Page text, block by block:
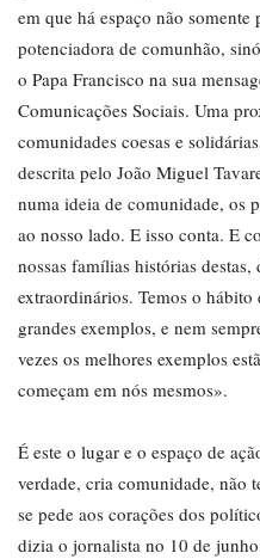
em que há espaço não somente
potenciadora de comunhão,
o Papa Francisco na sua
Comunicações Sociais. Uma
comunidades coesas e
descrita pelo João Miguel
numa ideia de comunidade, os
ao nosso lado. E isso conta. E
nossas famílias histórias
extraordinários. Temos o
grandes exemplos, e nem
vezes os melhores exemplos
começam em nós mesmos».
É este o lugar e o espaço de
verdade, cria comunidade, não
se pede aos corações dos
dizia o jornalista no 10 de